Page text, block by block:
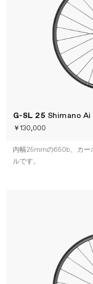
G-SL 25 Shimano Ai
￥130,000
内幅25mmの650b、カー
ルです。